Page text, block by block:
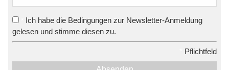
Ich habe die Bedingungen zur Newsletter-Anmeldung
gelesen und stimme diesen zu.
Pflichtfeld